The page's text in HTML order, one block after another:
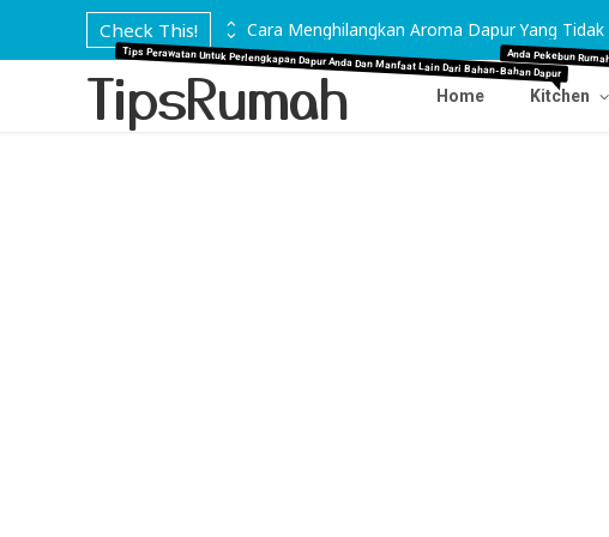
Check This! Cara Menghilangkan Aroma Dapur Yang Tidak
TipsRumah Home Kitchen
Tips Perawatan Untuk Perlengkapan Dapur Anda Dan Manfaat Lain Dari Bahan-Bahan Dapur
Anda Pekebun